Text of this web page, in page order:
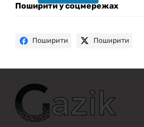
Поширити у соцмережах
Поширити Поширити
техніку. Що шукаєш?